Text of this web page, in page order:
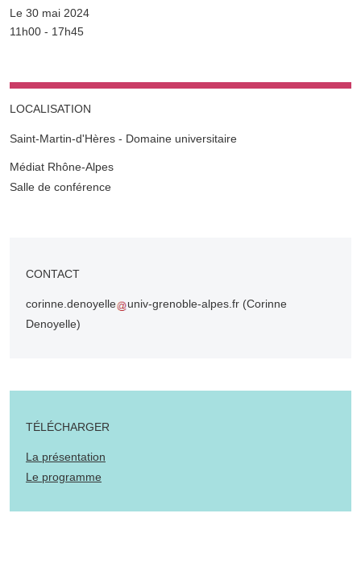
Le 30 mai 2024
Complément date
11h00 - 17h45
LOCALISATION
Saint-Martin-d'Hères - Domaine universitaire
Complément lieu
Médiat Rhône-Alpes
Salle de conférence
CONTACT
corinne.denoyelle univ-grenoble-alpes.fr (Corinne
Denoyelle)
TÉLÉCHARGER
La présentation
Le programme